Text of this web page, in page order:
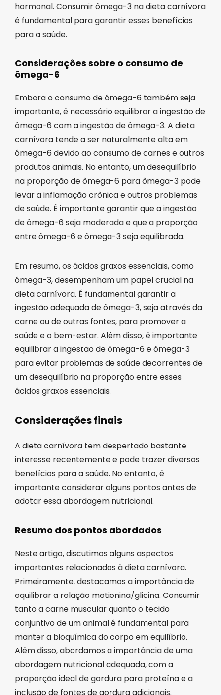
hormonal. Consumir ômega-3 na dieta carnívora
é fundamental para garantir esses benefícios
para a saúde.
Considerações sobre o consumo de
ômega-6
Embora o consumo de ômega-6 também seja
importante, é necessário equilibrar a ingestão de
ômega-6 com a ingestão de ômega-3. A dieta
carnívora tende a ser naturalmente alta em
ômega-6 devido ao consumo de carnes e outros
produtos animais. No entanto, um desequilíbrio
na proporção de ômega-6 para ômega-3 pode
levar a inflamação crônica e outros problemas
de saúde. É importante garantir que a ingestão
de ômega-6 seja moderada e que a proporção
entre ômega-6 e ômega-3 seja equilibrada.
Em resumo, os ácidos graxos essenciais, como
ômega-3, desempenham um papel crucial na
dieta carnívora. É fundamental garantir a
ingestão adequada de ômega-3, seja através da
carne ou de outras fontes, para promover a
saúde e o bem-estar. Além disso, é importante
equilibrar a ingestão de ômega-6 e ômega-3
para evitar problemas de saúde decorrentes de
um desequilíbrio na proporção entre esses
ácidos graxos essenciais.
Considerações finais
A dieta carnívora tem despertado bastante
interesse recentemente e pode trazer diversos
benefícios para a saúde. No entanto, é
importante considerar alguns pontos antes de
adotar essa abordagem nutricional.
Resumo dos pontos abordados
Neste artigo, discutimos alguns aspectos
importantes relacionados à dieta carnívora.
Primeiramente, destacamos a importância de
equilibrar a relação metionina/glicina. Consumir
tanto a carne muscular quanto o tecido
conjuntivo de um animal é fundamental para
manter a bioquímica do corpo em equilíbrio.
Além disso, abordamos a importância de uma
abordagem nutricional adequada, com a
proporção ideal de gordura para proteína e a
inclusão de fontes de gordura adicionais.